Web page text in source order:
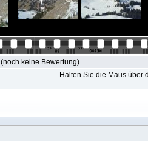
(noch keine Bewertung)
Halten Sie die Maus über